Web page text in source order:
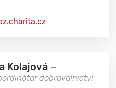
Kolajová —
dobrovolnictví